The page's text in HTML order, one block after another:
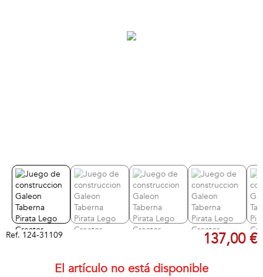
Ref. 124-31109 137,00 €
El artículo no está disponible